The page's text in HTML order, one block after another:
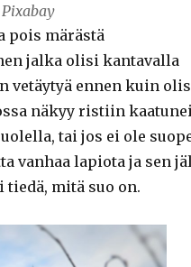
pois märästä
jalka olisi kantavalla
vetäytyä ennen kuin
näkyy ristiin
tai jos ei ole
vanhaa lapiota ja sen
mitä suo on.